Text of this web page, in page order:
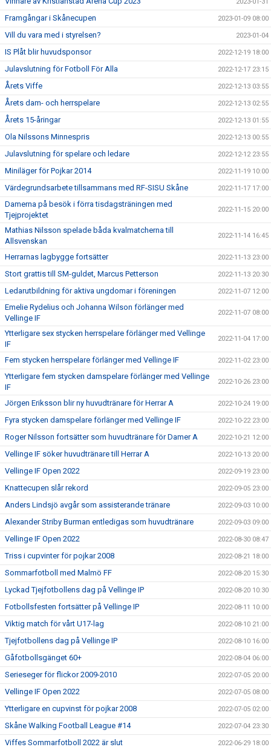
2023-01-31
Framgångar i Skånecupen 2023-01-09 08:00
Vill du vara med i styrelsen? 2023-01-04
IS Plåt blir huvudsponsor 2022-12-19 18:00
Julavslutning för Fotboll För Alla 2022-12-17 23:15
Årets Viffe 2022-12-13 03:55
Årets dam- och herrspelare 2022-12-13 02:55
Årets 15-åringar 2022-12-13 01:55
Ola Nilssons Minnespris 2022-12-13 00:55
Julavslutning för spelare och ledare 2022-12-12 23:55
Miniläger för Pojkar 2014 2022-11-19 10:00
Värdegrundsarbete tillsammans med RF-SISU Skåne 2022-11-17 17:00
Damerna på besök i förra tisdagsträningen med
Tjejprojektet
2022-11-15 20:00
Mathias Nilsson spelade båda kvalmatcherna till
Allsvenskan
2022-11-14 16:45
Herrarnas lagbygge fortsätter 2022-11-13 23:00
Stort grattis till SM-guldet, Marcus Petterson 2022-11-13 20:30
Ledarutbildning för aktiva ungdomar i föreningen 2022-11-07 12:00
Emelie Rydelius och Johanna Wilson förlänger med
Vellinge IF
2022-11-07 08:00
Ytterligare sex stycken herrspelare förlänger med Vellinge
IF
2022-11-04 17:00
Fem stycken herrspelare förlänger med Vellinge IF 2022-11-02 23:00
Ytterligare fem stycken damspelare förlänger med Vellinge
IF
2022-10-26 23:00
Jörgen Eriksson blir ny huvudtränare för Herrar A 2022-10-24 19:00
Fyra stycken damspelare förlänger med Vellinge IF 2022-10-22 23:00
Roger Nilsson fortsätter som huvudtränare för Damer A 2022-10-21 12:00
Vellinge IF söker huvudtränare till Herrar A 2022-10-13 20:00
Vellinge IF Open 2022 2022-09-19 23:00
Knattecupen slår rekord 2022-09-05 23:00
Anders Lindsjö avgår som assisterande tränare 2022-09-03 10:00
Alexander Striby Burman entledigas som huvudtränare 2022-09-03 09:00
Vellinge IF Open 2022 2022-08-30 08:47
Triss i cupvinter för pojkar 2008 2022-08-21 18:00
Sommarfotboll med Malmö FF 2022-08-20 15:30
Lyckad Tjejfotbollens dag på Vellinge IP 2022-08-20 10:30
Fotbollsfesten fortsätter på Vellinge IP 2022-08-11 10:00
Viktig match för vårt U17-lag 2022-08-10 21:00
Tjejfotbollens dag på Vellinge IP 2022-08-10 16:00
Gåfotbollsgänget 60+ 2022-08-04 06:00
Serieseger för flickor 2009-2010 2022-07-05 20:00
Vellinge IF Open 2022 2022-07-05 08:00
Ytterligare en cupvinst för pojkar 2008 2022-07-05 02:00
Skåne Walking Football League #14 2022-07-04 23:30
Viffes Sommarfotboll 2022 är slut 2022-06-29 18:00